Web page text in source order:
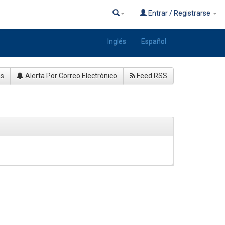
Entrar / Registrarse
Inglés Español
Alerta Por Correo Electrónico Feed RSS